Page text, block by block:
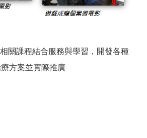
關課程結合服務與學習，開發各種
方案並實際推廣